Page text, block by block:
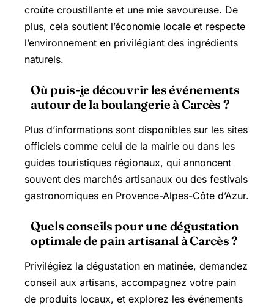
croûte croustillante et une mie savoureuse. De
plus, cela soutient l’économie locale et respecte
l’environnement en privilégiant des ingrédients
naturels.
Où puis-je découvrir les événements
autour de la boulangerie à Carcès ?
Plus d’informations sont disponibles sur les sites
officiels comme celui de la mairie ou dans les
guides touristiques régionaux, qui annoncent
souvent des marchés artisanaux ou des festivals
gastronomiques en Provence-Alpes-Côte d’Azur.
Quels conseils pour une dégustation
optimale de pain artisanal à Carcès ?
Privilégiez la dégustation en matinée, demandez
conseil aux artisans, accompagnez votre pain
de produits locaux, et explorez les événements